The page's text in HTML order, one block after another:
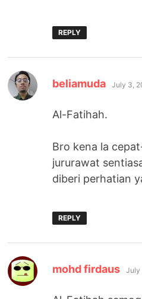
REPLY
beliamuda says:
July 3,
Al-Fatihah.
Bro kena la
jururawat
diberi perhatian
REPLY
mohd firdaus July